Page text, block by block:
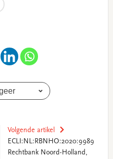
Volgende artikel
ECLI:NL:RBNHO:2020:9989
Rechtbank Noord-Holland,